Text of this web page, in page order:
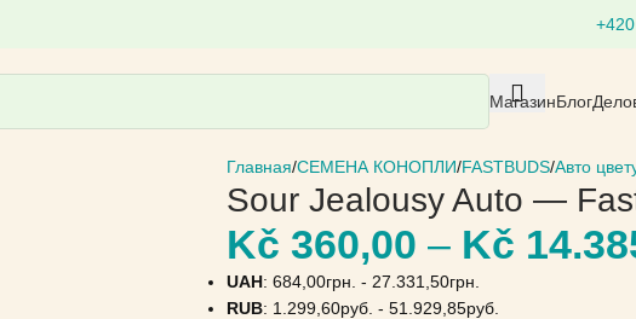
МагазинБлог
Главная СЕМЕНА КОНОПЛИ FASTBUDS Авто
Sour Jealousy Auto —
Kč 360,00 – Kč
UAH: 684,00грн. - 27.331,50грн.
RUB: 1.299,60руб. - 51.929,85руб.